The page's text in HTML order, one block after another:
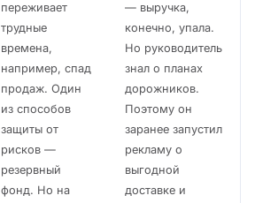
переживает
трудные
времена,
например, спад
продаж. Один
из способов
защиты от
рисков —
резервный
фонд. Но на
— выручка,
конечно, упала.
Но руководитель
знал о планах
дорожников.
Поэтому он
заранее запустил
рекламу о
выгодной
доставке и